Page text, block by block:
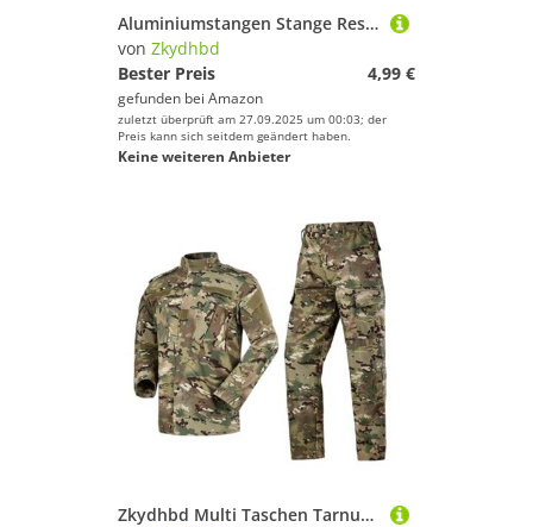
Aluminiumstangen Stange Rest Autopressung Tragbares 8 Mm Fadenhalterungskopffischereiungsausrüstung Einstellbare Angelrute
von Zkydhbd
Bester Preis
4,99 €
gefunden bei Amazon
zuletzt überprüft am 27.09.2025 um 00:03; der
Preis kann sich seitdem geändert haben.
Keine weiteren Anbieter
Zkydhbd Multi Taschen Tarnung Uniform Atmungsaktuelle Schnelle Trockene Baumwollmischungstraining Kleidung Für Trekking Camping Wanderwanderungsanzug